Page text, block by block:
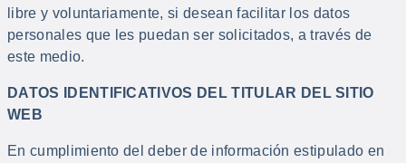
libre y voluntariamente, si desean facilitar los datos
personales que les puedan ser solicitados, a través de
este medio.
DATOS IDENTIFICATIVOS DEL TITULAR DEL SITIO
WEB
En cumplimiento del deber de información estipulado en